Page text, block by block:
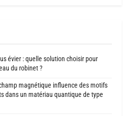
évier : quelle solution choisir pour
du robinet ?
magnétique influence des motifs
dans un matériau quantique de type